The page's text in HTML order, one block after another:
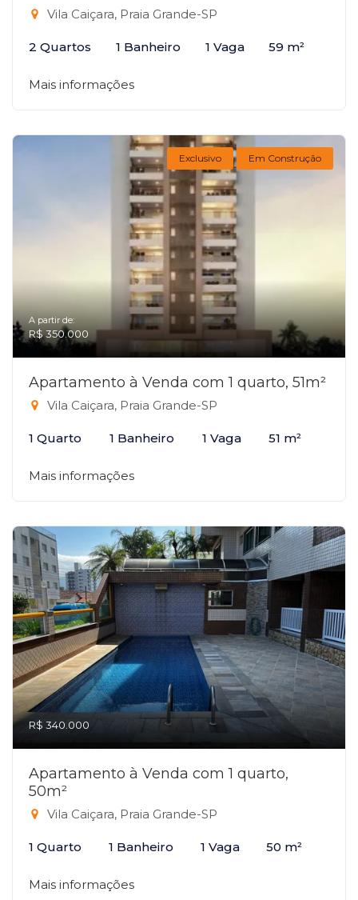
Vila Caiçara, Praia Grande-SP
2 Quartos 1 Banheiro 1 Vaga 59 m²
Mais informações
Exclusivo Em Construção
A partir de:
R$ 350.000
Apartamento à Venda com 1 quarto, 51m²
Vila Caiçara, Praia Grande-SP
1 Quarto 1 Banheiro 1 Vaga 51 m²
Mais informações
R$ 340.000
Apartamento à Venda com 1 quarto,
50m²
Vila Caiçara, Praia Grande-SP
1 Quarto 1 Banheiro 1 Vaga 50 m²
Mais informações